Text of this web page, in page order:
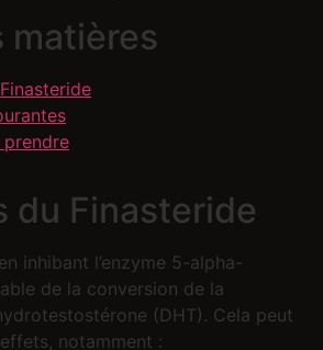
matières
prendre
du Finasteride
inhibant l’enzyme 5-alpha-
de la conversion de la
(DHT). Cela peut
notamment :